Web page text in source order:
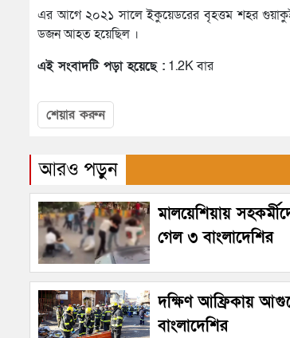
এর আগে ২০২১ সালে ইকুয়েডরের বৃহত্তম শহর
ডজন আহত হয়েছিল ।
এই সংবাদটি পড়া হয়েছে : 1.2K বার
শেয়ার করুন
আরও পড়ুন
মালয়েশিয়ায়
গেল ৩ বাংলাদেশির
দক্ষিণ আফ্রিকায়
বাংলাদেশির